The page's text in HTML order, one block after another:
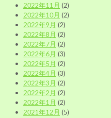
2022年11月 (2)
2022年10月 (2)
2022年9月 (2)
2022年8月 (2)
2022年7月 (2)
2022年6月 (3)
2022年5月 (2)
2022年4月 (3)
2022年3月 (2)
2022年2月 (2)
2022年1月 (2)
2021年12月 (5)